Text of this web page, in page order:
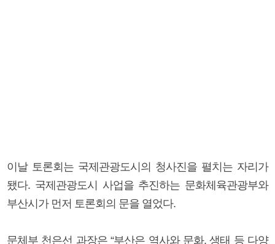
이날 토론회는 국제관광도시의 청사진을 펼치는 자리가
됐다. 국제관광도시 사업을 추진하는 문화체육관광부와
부산시가 먼저 토론회의 문을 열었다.
문체부 천은선 과장은 “부산은 역사와 문화, 생태 등 다양